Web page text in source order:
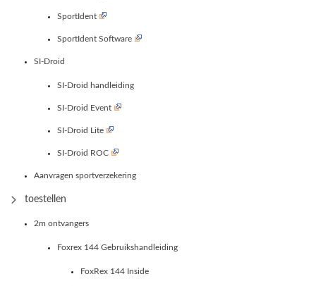
SportIdent
SportIdent Software
SI-Droid
SI-Droid handleiding
SI-Droid Event
SI-Droid Lite
SI-Droid ROC
Aanvragen sportverzekering
toestellen
2m ontvangers
Foxrex 144 Gebruikshandleiding
FoxRex 144 Inside